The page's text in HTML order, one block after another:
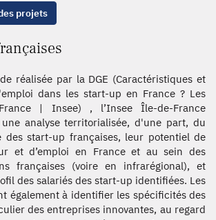
projets
réalisée par la DGE (Caractéristiques et
dans les start-up en France ? Les
| Insee) , l’Insee Île-de-France
analyse territorialisée, d'une part, du
des start-up françaises, leur potentiel de
et d’emploi en France et au sein des
françaises (voire en infrarégional), et
des salariés des start-up identifiées. Les
également à identifier les spécificités des
des entreprises innovantes, au regard